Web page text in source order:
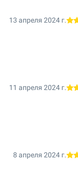
13 апреля 2024 г.
11 апреля 2024 г.
8 апреля 2024 г.